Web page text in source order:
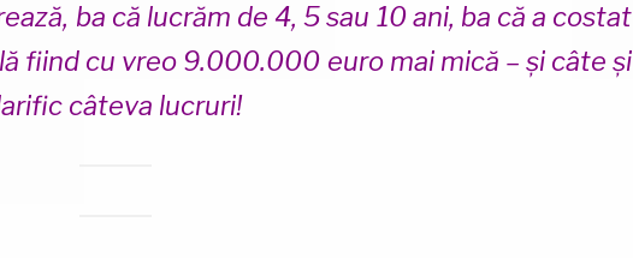
ba că lucrăm de 4, 5 sau 10 ani, ba că a costat
fiind cu vreo 9.000.000 euro mai mică – și câte și
câteva lucruri!